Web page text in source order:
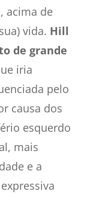
acima de
vida. Hill
de grande
iria
pelo
causa dos
esquerdo
mais
e a